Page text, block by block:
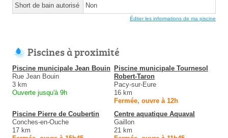
Short de bain autorisé Non
Éditer les informations de ma piscine
Piscines à proximité
Piscine municipale Jean Bouin
Rue Jean Bouin
3 km
Ouverte jusqu'à 9h
Piscine municipale Tournesol
Robert-Taron
Pacy-sur-Eure
16 km
Fermée, ouvre à 12h
Piscine Pierre de Coubertin
Conches-en-Ouche
17 km
Centre aquatique Aquaval
Gaillon
21 km